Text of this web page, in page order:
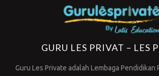
GURU LES PRIVAT – LES
Guru Les Private adalah Lembaga Pendidikan